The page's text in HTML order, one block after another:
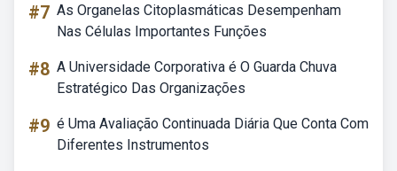
#7 As Organelas Citoplasmáticas Desempenham
Nas Células Importantes Funções
#8 A Universidade Corporativa é O Guarda Chuva
Estratégico Das Organizações
#9 é Uma Avaliação Continuada Diária Que Conta Com
Diferentes Instrumentos